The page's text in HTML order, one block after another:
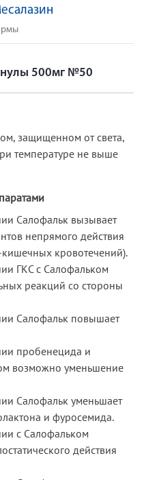
500мг №50
защищенном от света,
температуре не выше
Салофальк вызывает
непрямого действия
кровотечений).
ГКС с Салофальком
реакций со стороны
Салофальк повышает
пробенецида и
возможно уменьшение
Салофальк уменьшает
и фуросемида.
с Салофальком
действия